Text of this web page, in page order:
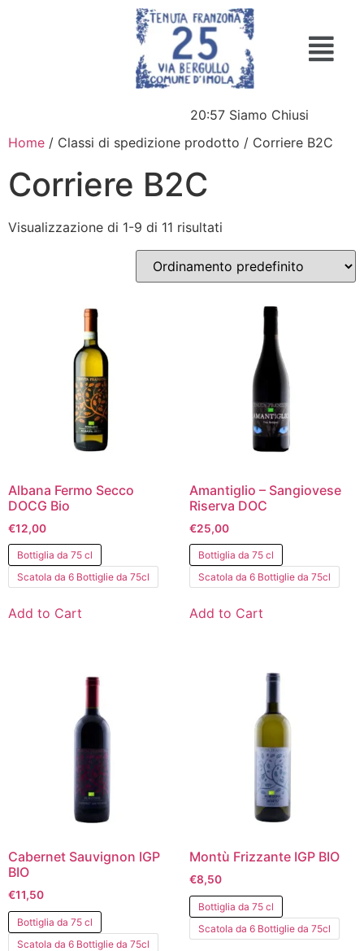
20:57 Siamo Chiusi
Home / Classi di spedizione prodotto / Corriere B2C
Corriere B2C
Visualizzazione di 1-9 di 11 risultati
Albana Fermo Secco
DOCG Bio
€12,00
Bottiglia da 75 cl
Scatola da 6 Bottiglie da 75cl
Add to Cart
Amantiglio – Sangiovese
Riserva DOC
€25,00
Bottiglia da 75 cl
Scatola da 6 Bottiglie da 75cl
Add to Cart
Cabernet Sauvignon IGP
BIO
€11,50
Bottiglia da 75 cl
Scatola da 6 Bottiglie da 75cl
Montù Frizzante IGP BIO
€8,50
Bottiglia da 75 cl
Scatola da 6 Bottiglie da 75cl